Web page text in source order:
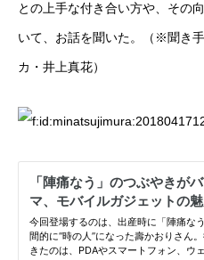
との上手な付き合い方や、その
いて、お話を聞いた。（※聞き
カ・井上真花）